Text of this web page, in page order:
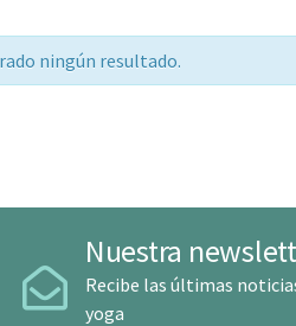
ningún resultado.
Nuestra
Recibe las últimas
yoga